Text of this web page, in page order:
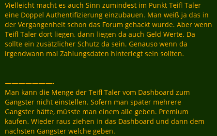
Vielleicht macht es auch Sinn zumindest im Punkt Teifl Taler
eine Doppel Authentifizierung einzubauen. Man weiß ja das in
der Vergangenheit schon das Forum gehackt wurde. Aber wenn
Teifl Taler dort liegen, dann liegen da auch Geld Werte. Da
sollte ein zusätzlicher Schutz da sein. Genauso wenn da
irgendwann mal Zahlungsdaten hinterlegt sein sollten.
———————-
Man kann die Menge der Teifl Taler vom Dashboard zum
Gangster nicht einstellen. Sofern man später mehrere
Gangster hätte, müsste man einem alle geben. Premium
kaufen. Wieder raus ziehen in das Dashboard und dann dem
nächsten Gangster welche geben.